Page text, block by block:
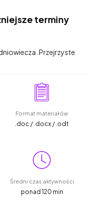
terminy
Przejrzyste
Format materiałów
.doc / .docx / .odt
Średni czas aktywności
ponad 120 min